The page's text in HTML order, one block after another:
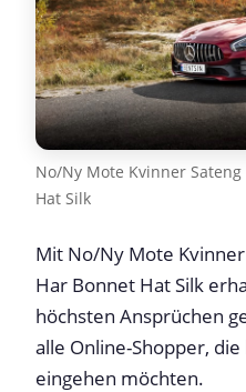
No/Ny Mote Kvinner
Hat Silk
Mit No/Ny Mote
Har Bonnet Hat Silk
höchsten Ansprüchen
alle Online-Shopper,
eingehen möchten.